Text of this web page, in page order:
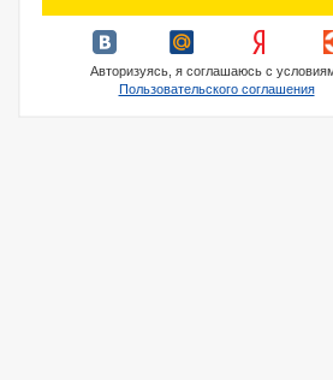
Авторизуясь, я соглашаюсь с
Пользовательского соглашения